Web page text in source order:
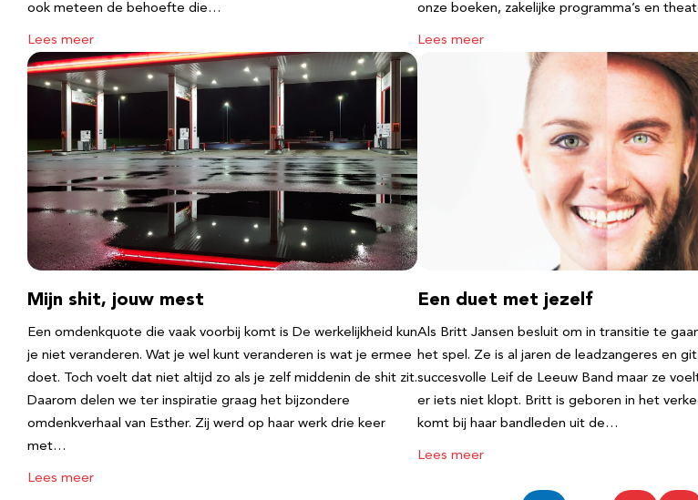
ook meteen de behoefte die…
Lees meer
onze boeken, zakelijke programma’s en
Lees meer
Mijn shit, jouw mest
Een omdenkquote die vaak voorbij komt is De werkelijkheid kun
je niet veranderen. Wat je wel kunt veranderen is wat je ermee
doet. Toch voelt dat niet altijd zo als je zelf middenin de shit zit.
Daarom delen we ter inspiratie graag het bijzondere
omdenkverhaal van Esther. Zij werd op haar werk drie keer
met…
Lees meer
Een duet met jezelf
Als Britt Jansen besluit om in transitie te
het spel. Ze is al jaren de leadzangeres en
succesvolle Leif de Leeuw Band maar ze
er iets niet klopt. Britt is geboren in het
komt bij haar bandleden uit de…
Lees meer